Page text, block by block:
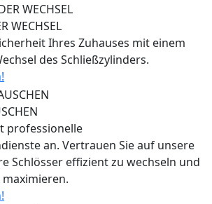
WECHSEL
Ihres Zuhauses mit einem
des Schließzylinders.
professionelle
an. Vertrauen Sie auf unsere
Schlösser effizient zu wechseln und